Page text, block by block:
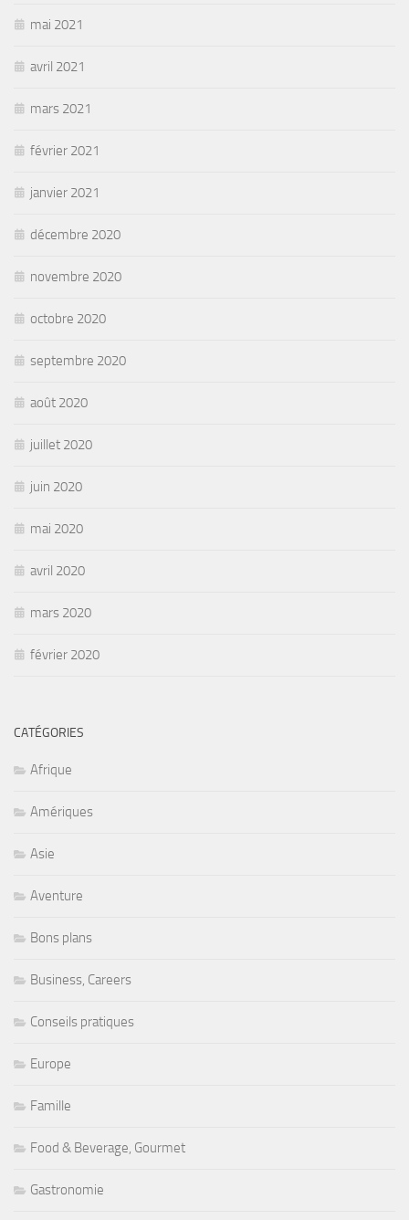
mai 2021
avril 2021
mars 2021
février 2021
janvier 2021
décembre 2020
novembre 2020
octobre 2020
septembre 2020
août 2020
juillet 2020
juin 2020
mai 2020
avril 2020
mars 2020
février 2020
CATÉGORIES
Afrique
Amériques
Asie
Aventure
Bons plans
Business, Careers
Conseils pratiques
Europe
Famille
Food & Beverage, Gourmet
Gastronomie